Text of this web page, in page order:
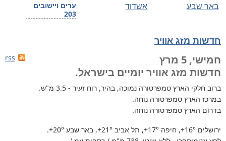
ערים ויישובים
203
אשדוד באר שבע
חדשות מזג אוויר
rss
חמישי, 5 מרץ
חדשות מזג אוויר יומיים בישראל.
ברוב חלקי הארץ טמפרטורה נמוכה, בהיר, רוח זעיר - 3.5 מ"ש.
במרכז הארץ טמפרטורה נוחה.
בדרום הארץ טמפרטורה נוחה.
ירושלים +16°, חיפה +17°, תל אביב +21°, באר שבע +20°
.